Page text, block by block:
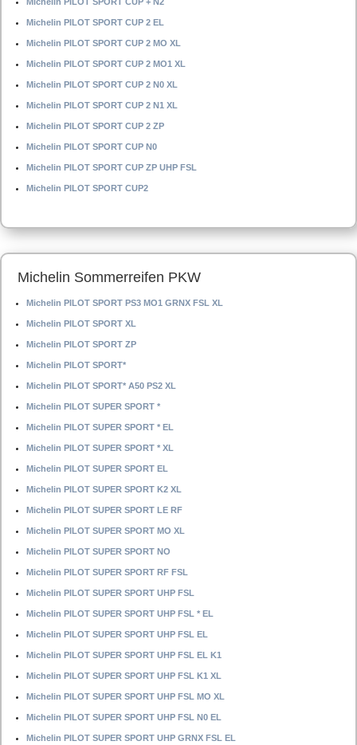
Michelin PILOT SPORT CUP 2 EL
Michelin PILOT SPORT CUP 2 MO XL
Michelin PILOT SPORT CUP 2 MO1 XL
Michelin PILOT SPORT CUP 2 N0 XL
Michelin PILOT SPORT CUP 2 N1 XL
Michelin PILOT SPORT CUP 2 ZP
Michelin PILOT SPORT CUP N0
Michelin PILOT SPORT CUP ZP UHP FSL
Michelin PILOT SPORT CUP2
Michelin Sommerreifen PKW
Michelin PILOT SPORT PS3 MO1 GRNX FSL XL
Michelin PILOT SPORT XL
Michelin PILOT SPORT ZP
Michelin PILOT SPORT*
Michelin PILOT SPORT* A50 PS2 XL
Michelin PILOT SUPER SPORT *
Michelin PILOT SUPER SPORT * EL
Michelin PILOT SUPER SPORT * XL
Michelin PILOT SUPER SPORT EL
Michelin PILOT SUPER SPORT K2 XL
Michelin PILOT SUPER SPORT LE RF
Michelin PILOT SUPER SPORT MO XL
Michelin PILOT SUPER SPORT NO
Michelin PILOT SUPER SPORT RF FSL
Michelin PILOT SUPER SPORT UHP FSL
Michelin PILOT SUPER SPORT UHP FSL * EL
Michelin PILOT SUPER SPORT UHP FSL EL
Michelin PILOT SUPER SPORT UHP FSL EL K1
Michelin PILOT SUPER SPORT UHP FSL K1 XL
Michelin PILOT SUPER SPORT UHP FSL MO XL
Michelin PILOT SUPER SPORT UHP FSL N0 EL
Michelin PILOT SUPER SPORT UHP GRNX FSL EL